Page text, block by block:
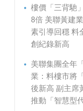
樓價「三背馳
8倍 美聯黃建
素引導回穩 料
創紀錄新高
美聯集團全年
業：料樓市將
後新高 副主席
推動「智慧型